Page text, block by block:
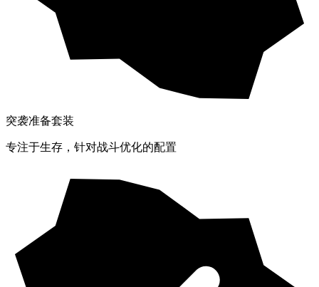
突袭准备套装
专注于生存，针对战斗优化的配置